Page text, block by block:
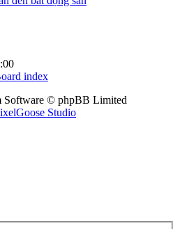
index
Software © phpBB Limited
Studio